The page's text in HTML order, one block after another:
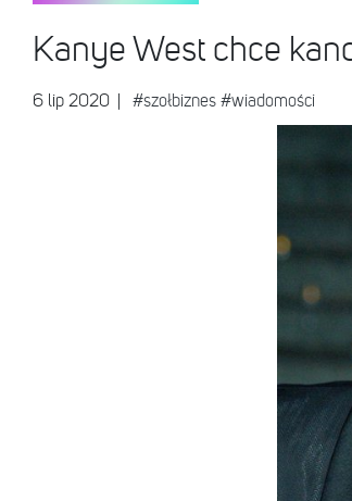
Kanye West chce
6 lip 2020 #szołbiznes #wiadomości